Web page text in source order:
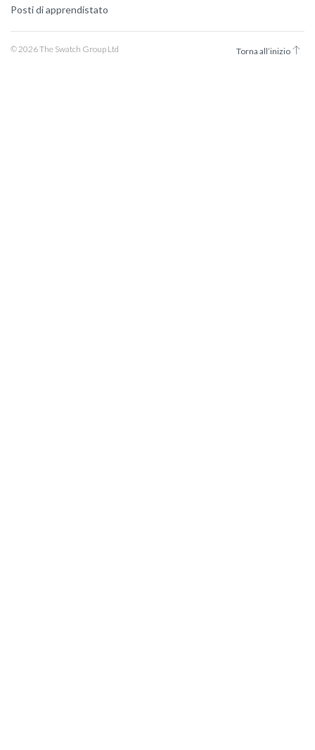
Posti di apprendistato
© 2026 The Swatch Group Ltd Torna all’inizio